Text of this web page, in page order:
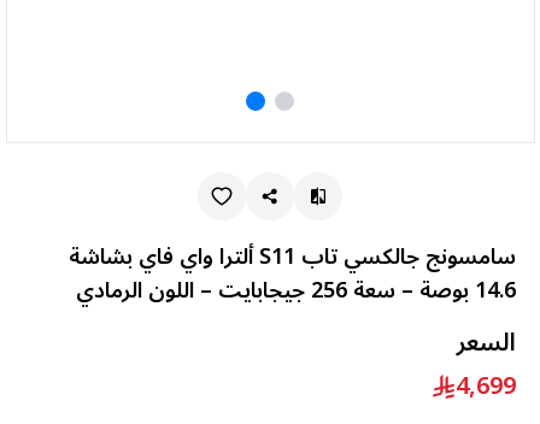
سامسونج جالكسي تاب S11 ألترا واي فاي بشاشة
14.6 بوصة – سعة 256 جيجابايت – اللون الرمادي
السعر
4,699